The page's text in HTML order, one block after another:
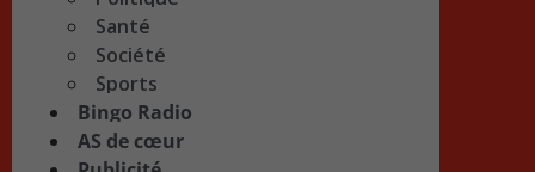
Santé
Société
Sports
Bingo Radio
AS de cœur